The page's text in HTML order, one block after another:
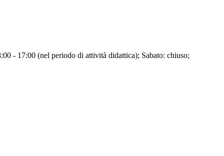
- 17:00 (nel periodo di attività didattica); Sabato: chiuso;